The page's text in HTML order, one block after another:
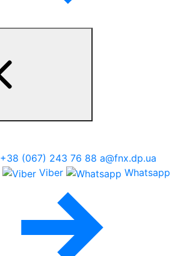
+38 (067) 243 76 88 a@fnx.dp.ua
Viber Whatsapp